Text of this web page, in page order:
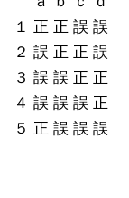
１ 正 正 誤 誤
２ 誤 正 正 誤
３ 誤 誤 正 正
４ 誤 誤 誤 正
５ 正 誤 誤 誤